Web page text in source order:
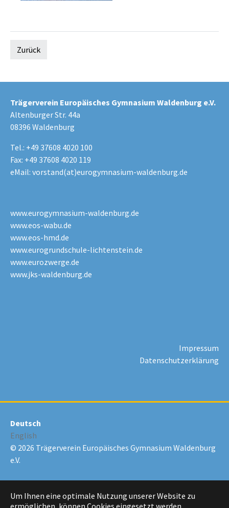
Um Ihnen eine optimale Nutzung unserer Website zu
ermöglichen, können Cookies eingesetzt werden.
Zurück
Trägerverein Europäisches Gymnasium Waldenburg e.V.
Altenburger Str. 44a
08396 Waldenburg
Tel.: +49 37608 4020 100
Fax: +49 37608 4020 119
eMail: vorstand(at)eurogymnasium-waldenburg.de
www.eurogymnasium-waldenburg.de
www.eos-wabu.de
www.eos-hmd.de
www.eurogrundschule-lichtenstein.de
www.eurozwerge.de
www.jks-waldenburg.de
Impressum
Datenschutzerklärung
Deutsch
English
© 2026 Trägerverein Europäisches Gymnasium Waldenburg
e.V.